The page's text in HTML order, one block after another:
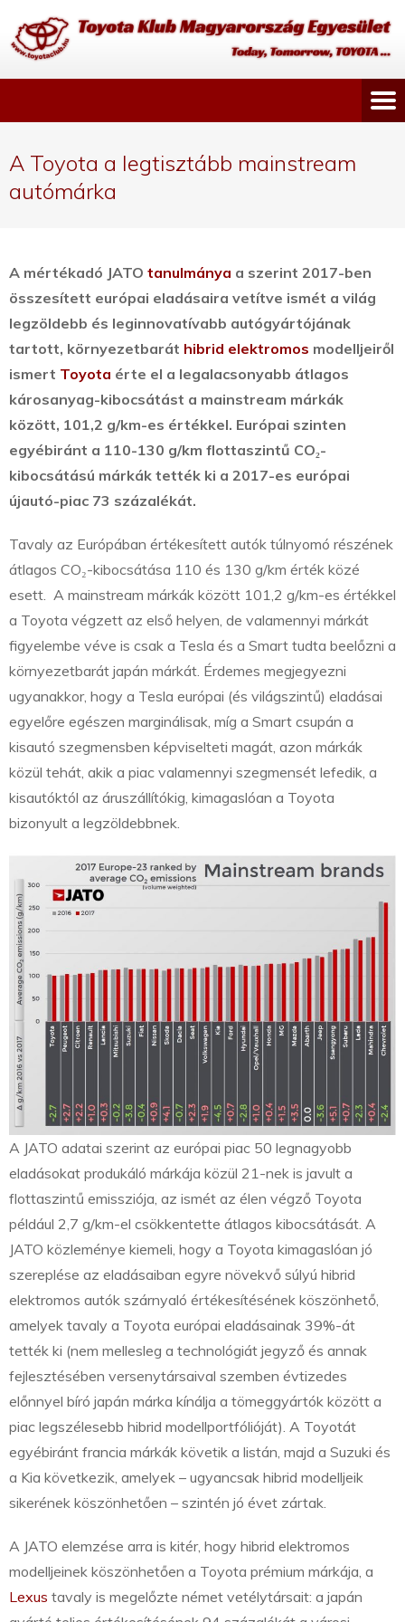
A Toyota a legtisztább mainstream
autómárka
A mértékadó JATO tanulmánya a szerint 2017-ben
összesített európai eladásaira vetítve ismét a világ
legzöldebb és leginnovatívabb autógyártójának
tartott, környezetbarát hibrid elektromos modelljeiről
ismert Toyota érte el a legalacsonyabb átlagos
károsanyag-kibocsátást a mainstream márkák
között, 101,2 g/km-es értékkel. Európai szinten
egyébiránt a 110-130 g/km flottaszintű CO₂-
kibocsátású márkák tették ki a 2017-es európai
újautó-piac 73 százalékát.
Tavaly az Európában értékesített autók túlnyomó részének
átlagos CO₂-kibocsátása 110 és 130 g/km érték közé
esett. A mainstream márkák között 101,2 g/km-es értékkel
a Toyota végzett az első helyen, de valamennyi márkát
figyelembe véve is csak a Tesla és a Smart tudta beelőzni a
környezetbarát japán márkát. Érdemes megjegyezni
ugyanakkor, hogy a Tesla európai (és világszintű) eladásai
egyelőre egészen marginálisak, míg a Smart csupán a
kisautó szegmensben képviselteti magát, azon márkák
közül tehát, akik a piac valamennyi szegmensét lefedik, a
kisautóktól az áruszállítókig, kimagaslóan a Toyota
bizonyult a legzöldebbnek.
A JATO adatai szerint az európai piac 50 legnagyobb
eladásokat produkáló márkája közül 21-nek is javult a
flottaszintű emissziója, az ismét az élen végző Toyota
például 2,7 g/km-el csökkentette átlagos kibocsátását. A
JATO közleménye kiemeli, hogy a Toyota kimagaslóan jó
szereplése az eladásaiban egyre növekvő súlyú hibrid
elektromos autók szárnyaló értékesítésének köszönhető,
amelyek tavaly a Toyota európai eladásainak 39%-át
tették ki (nem mellesleg a technológiát jegyző és annak
fejlesztésében versenytársaival szemben évtizedes
előnnyel bíró japán márka kínálja a tömeggyártók között a
piac legszélesebb hibrid modellportfólióját). A Toyotát
egyébiránt francia márkák követik a listán, majd a Suzuki és
a Kia következik, amelyek – ugyancsak hibrid modelljeik
sikerének köszönhetően – szintén jó évet zártak.
A JATO elemzése arra is kitér, hogy hibrid elektromos
modelljeinek köszönhetően a Toyota prémium márkája, a
Lexus tavaly is megelőzte német vetélytársait: a japán